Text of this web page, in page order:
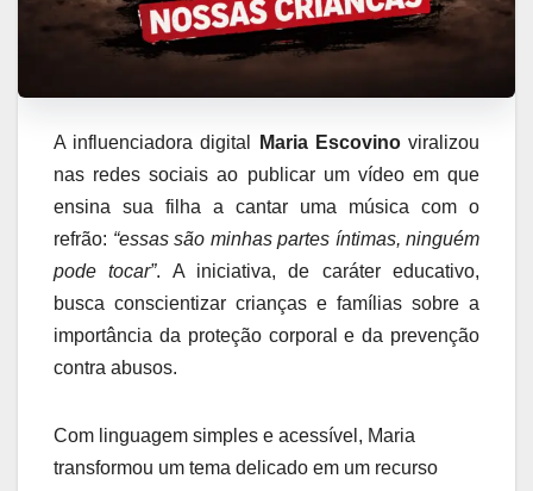
A influenciadora digital Maria Escovinoviralizou
nas redes sociais ao publicar um vídeo em que
ensina sua filha a cantar uma música com o
refrão: “essas são minhas partes íntimas, ninguém
pode tocar”. A iniciativa, de caráter educativo,
busca conscientizar crianças e famílias sobre a
importância da proteção corporal e da prevenção
contra abusos.
Com linguagem simples e acessível, Maria
transformou um tema delicado em um recurso